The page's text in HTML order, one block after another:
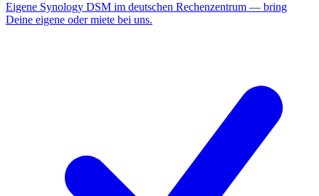
Eigene Synology DSM im deutschen Rechenzentrum — bring
Deine eigene oder miete bei uns.